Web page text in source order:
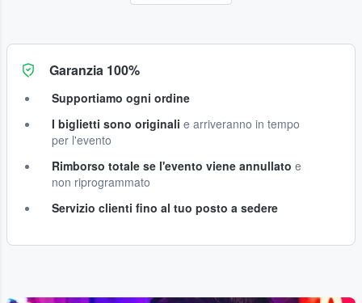
Garanzia 100%
Supportiamo ogni ordine
I biglietti sono originali e arriveranno in tempo
per l'evento
Rimborso totale se l'evento viene annullato e
non riprogrammato
Servizio clienti fino al tuo posto a sedere